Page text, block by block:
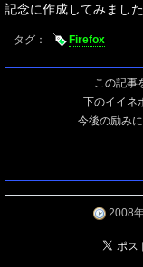
記念に作成してみました
タグ： Firefox
この記事
下のイイネ
今後の励み
2008